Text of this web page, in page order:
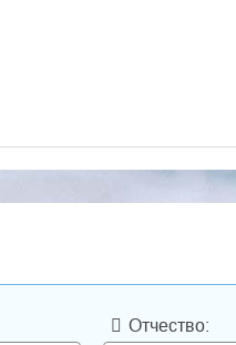
Отчество: